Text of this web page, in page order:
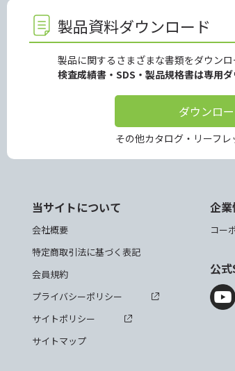
製品資料ダウンロード
製品に関するさまざまな書類をダウンロ
検査成績書・SDS・製品規格書は専用
ダウンロ
その他カタログ・リーフレ
当サイトについて
会社概要
特定商取引法に基づく表記
会員規約
プライバシーポリシー
サイトポリシー
サイトマップ
企
コー
公